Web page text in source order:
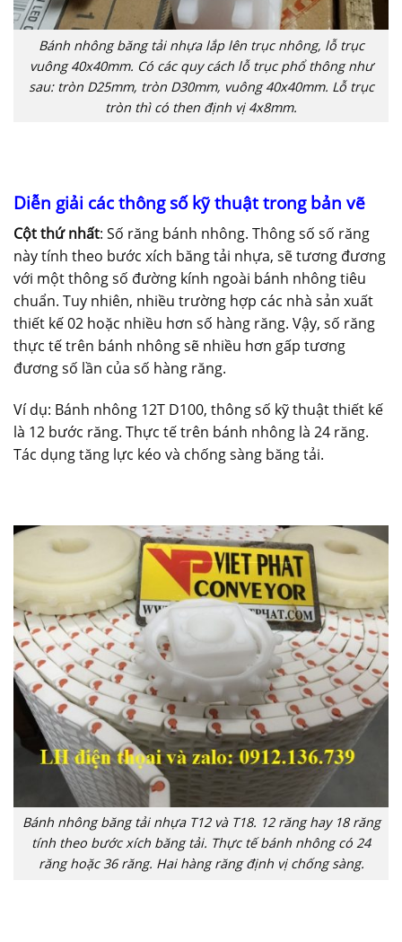
Bánh nhông băng tải nhựa lắp lên trục nhông, lỗ trục
vuông 40x40mm. Có các quy cách lỗ trục phổ thông như
sau: tròn D25mm, tròn D30mm, vuông 40x40mm. Lỗ trục
tròn thì có then định vị 4x8mm.
Diễn giải các thông số kỹ thuật trong bản vẽ
Cột thứ nhất: Số răng bánh nhông. Thông số số răng
này tính theo bước xích băng tải nhựa, sẽ tương đương
với một thông số đường kính ngoài bánh nhông tiêu
chuẩn. Tuy nhiên, nhiều trường hợp các nhà sản xuất
thiết kế 02 hoặc nhiều hơn số hàng răng. Vậy, số răng
thực tế trên bánh nhông sẽ nhiều hơn gấp tương
đương số lần của số hàng răng.
Ví dụ: Bánh nhông 12T D100, thông số kỹ thuật thiết kế
là 12 bước răng. Thực tế trên bánh nhông là 24 răng.
Tác dụng tăng lực kéo và chống sàng băng tải.
Bánh nhông băng tải nhựa T12 và T18. 12 răng hay 18 răng
tính theo bước xích băng tải. Thực tế bánh nhông có 24
răng hoặc 36 răng. Hai hàng răng định vị chống sàng.